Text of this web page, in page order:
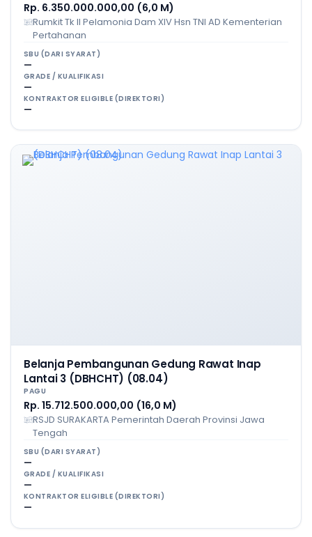
Rp. 6.350.000.000,00 (6,0 M)
Rumkit Tk II Pelamonia Dam XIV Hsn TNI AD Kementerian
Pertahanan
SBU (DARI SYARAT)
—
GRADE / KUALIFIKASI
—
KONTRAKTOR ELIGIBLE (DIREKTORI)
—
Belanja Pembangunan Gedung Rawat Inap
Lantai 3 (DBHCHT) (08.04)
PAGU
Rp. 15.712.500.000,00 (16,0 M)
RSJD SURAKARTA Pemerintah Daerah Provinsi Jawa
Tengah
SBU (DARI SYARAT)
—
GRADE / KUALIFIKASI
—
KONTRAKTOR ELIGIBLE (DIREKTORI)
—